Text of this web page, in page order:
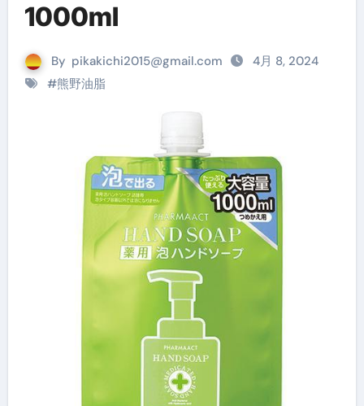
1000ml
By pikakichi2015@gmail.com
4月 8, 2024
#熊野油脂